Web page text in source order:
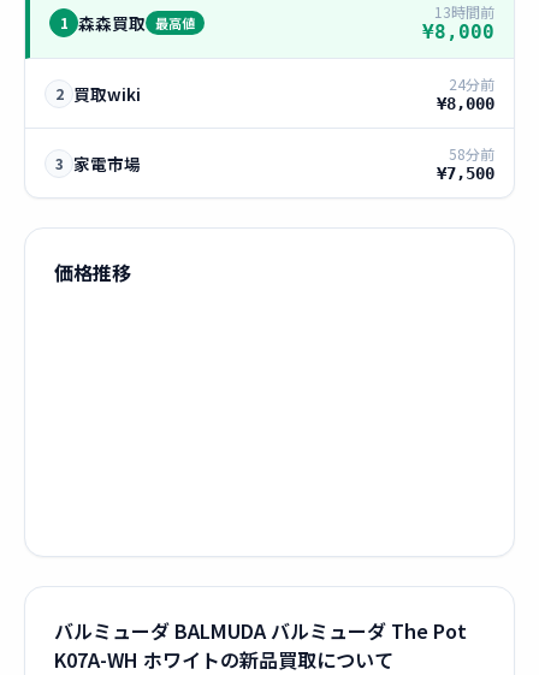
1 森森買取 最高値
13時間前
¥8,000
2 買取wiki 24分前
¥8,000
3 家電市場 58分前
¥7,500
価格推移
バルミューダ BALMUDA バルミューダ The Pot
K07A-WH ホワイトの新品買取について